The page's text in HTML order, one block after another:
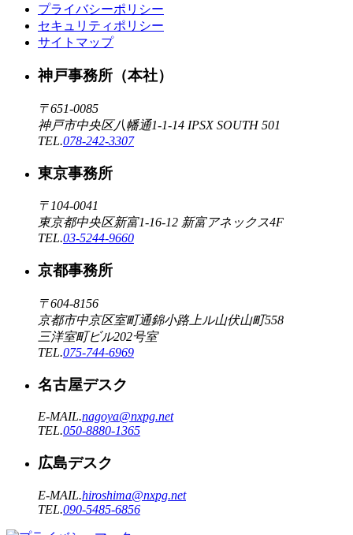
プライバシーポリシー
セキュリティポリシー
サイトマップ
神戸事務所（本社）
〒651-0085
神戸市中央区八幡通1-1-14 IPSX SOUTH 501
TEL.078-242-3307
東京事務所
〒104-0041
東京都中央区新富1-16-12 新富アネックス4F
TEL.03-5244-9660
京都事務所
〒604-8156
京都市中京区室町通錦小路上ル山伏山町558
三洋室町ビル202号室
TEL.075-744-6969
名古屋デスク
E-MAIL.nagoya@nxpg.net
TEL.050-8880-1365
広島デスク
E-MAIL.hiroshima@nxpg.net
TEL.090-5485-6856